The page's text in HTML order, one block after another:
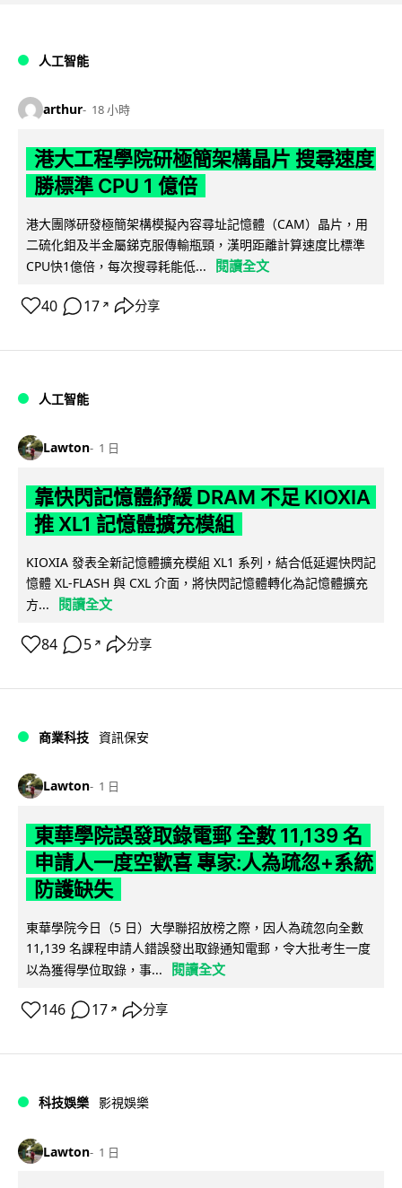
人工智能
arthur 18 小時
港大工程學院研極簡架構晶片 搜尋速度
勝標準 CPU 1 億倍
港大團隊研發極簡架構模擬內容尋址記憶體（CAM）晶片，用
二硫化鉬及半金屬銻克服傳輸瓶頸，漢明距離計算速度比標準
CPU快1億倍，每次搜尋耗能低...
閱讀全文
40 17 ↗ 分享
人工智能
Lawton 1 日
靠快閃記憶體紓緩 DRAM 不足 KIOXIA
推 XL1 記憶體擴充模組
KIOXIA 發表全新記憶體擴充模組 XL1 系列，結合低延遲快閃記
憶體 XL-FLASH 與 CXL 介面，將快閃記憶體轉化為記憶體擴充
方...
閱讀全文
84 5 ↗ 分享
商業科技 資訊保安
Lawton 1 日
東華學院誤發取錄電郵 全數 11,139 名
申請人一度空歡喜 專家:人為疏忽+系統
防護缺失
東華學院今日（5 日）大學聯招放榜之際，因人為疏忽向全數
11,139 名課程申請人錯誤發出取錄通知電郵，令大批考生一度
以為獲得學位取錄，事...
閱讀全文
146 17 ↗ 分享
科技娛樂 影視娛樂
Lawton 1 日